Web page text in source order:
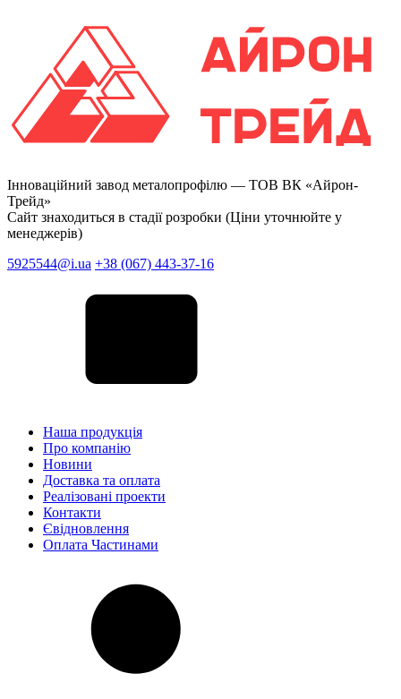
Інноваційний завод металопрофілю — ТОВ ВК «Айрон-
Трейд»
Сайт знаходиться в стадії розробки (Ціни уточнюйте у
менеджерів)
5925544@i.ua +38 (067) 443-37-16
Наша продукція
Про компанію
Новини
Доставка та оплата
Реалізовані проекти
Контакти
Євідновлення
Оплата Частинами